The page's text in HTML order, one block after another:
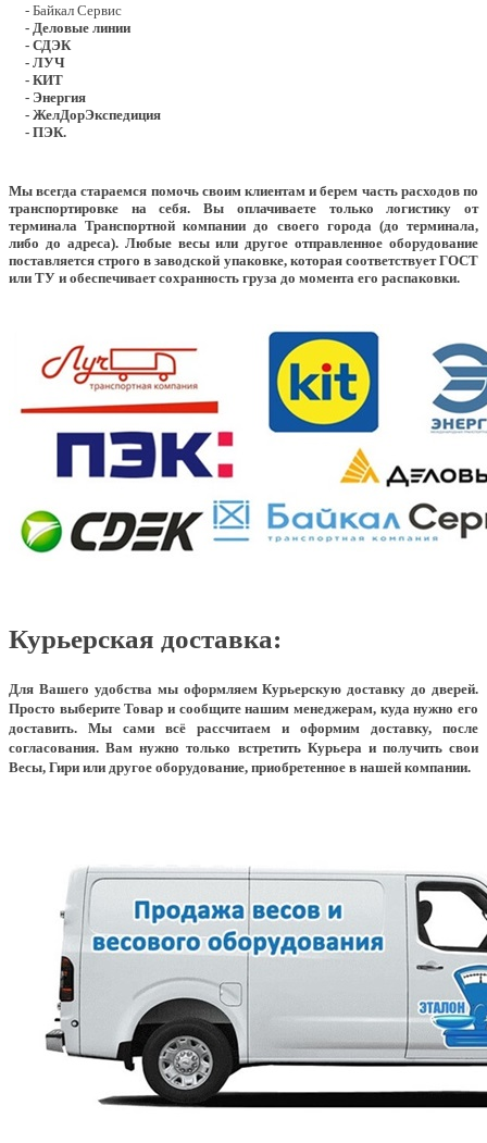
- Байкал Сервис
- Деловые линии
- СДЭК
- ЛУЧ
- КИТ
- Энергия
- ЖелДорЭкспедиция
- ПЭК.
Мы всегда стараемся помочь своим клиентам и берем часть расходов по
транспортировке на себя. Вы оплачиваете только логистику от
терминала Транспортной компании до своего города (до терминала,
либо до адреса). Любые весы или другое отправленное оборудование
поставляется строго в заводской упаковке, которая соответствует ГОСТ
или ТУ и обеспечивает сохранность груза до момента его распаковки.
Курьерская доставка:
Для Вашего удобства мы оформляем Курьерскую доставку до дверей.
Просто выберите Товар и сообщите нашим менеджерам, куда нужно его
доставить. Мы сами всё рассчитаем и оформим доставку, после
согласования. Вам нужно только встретить Курьера и получить свои
Весы, Гири или другое оборудование, приобретенное в нашей компании.